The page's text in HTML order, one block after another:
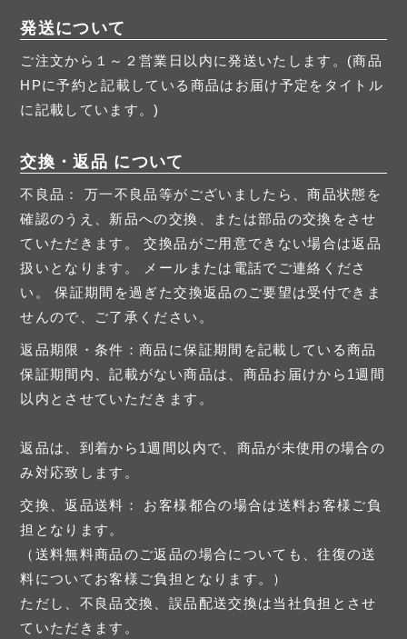
発送について
ご注文から１～２営業日以内に発送いたします。(商品
HPに予約と記載している商品はお届け予定をタイトル
に記載しています。)
交換・返品 について
不良品： 万一不良品等がございましたら、商品状態を
確認のうえ、新品への交換、または部品の交換をさせ
ていただきます。 交換品がご用意できない場合は返品
扱いとなります。 メールまたは電話でご連絡くださ
い。 保証期間を過ぎた交換返品のご要望は受付できま
せんので、ご了承ください。
返品期限・条件：商品に保証期間を記載している商品
保証期間内、記載がない商品は、商品お届けから1週間
以内とさせていただきます。
返品は、到着から1週間以内で、商品が未使用の場合の
み対応致します。
交換、返品送料： お客様都合の場合は送料お客様ご負
担となります。
（送料無料商品のご返品の場合についても、往復の送
料についてお客様ご負担となります。）
ただし、不良品交換、誤品配送交換は当社負担とさせ
ていただきます。